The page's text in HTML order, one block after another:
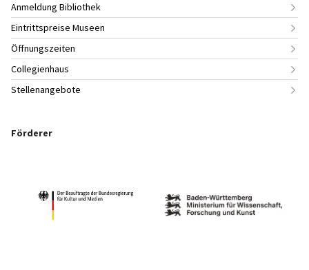
Anmeldung Bibliothek
Eintrittspreise Museen
Öffnungszeiten
Collegienhaus
Stellenangebote
Förderer